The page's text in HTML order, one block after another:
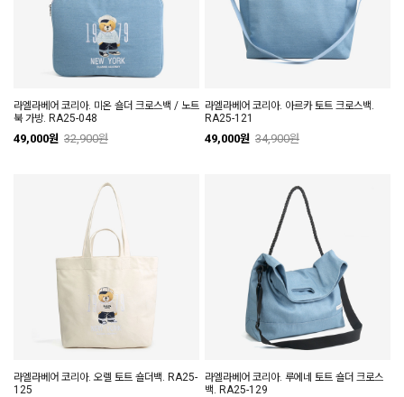
라엘라베어 코리아. 미온 숄더 크로스백 / 노트
북 가방. RA25-048
49,000원 32,900원
라엘라베어 코리아. 아르카 토트 크로스백.
RA25-121
49,000원 34,900원
라엘라베어 코리아. 오렐 토트 숄더백. RA25-
125
라엘라베어 코리아. 루에네 토트 숄더 크로스
백. RA25-129